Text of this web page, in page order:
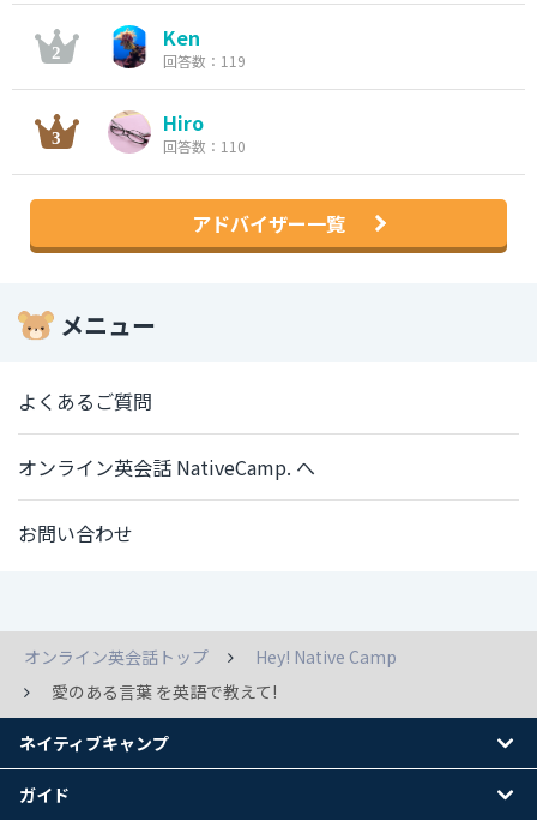
Ken
回答数：119
Hiro
回答数：110
アドバイザー一覧
メニュー
よくあるご質問
オンライン英会話 NativeCamp. へ
お問い合わせ
オンライン英会話トップ
Hey! Native Camp
愛のある言葉 を英語で教えて!
ネイティブキャンプ
ガイド